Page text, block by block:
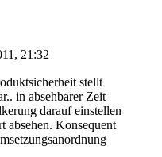
21:32
stellt
in absehbarer Zeit
darauf einstellen
absehen. Konsequent